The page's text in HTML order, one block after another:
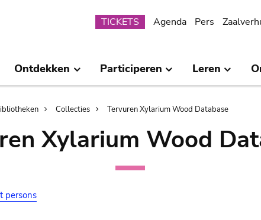
Submenu
TICKETS Agenda Pers
Ontdekken Participeren Leren
Collecties Tervuren Xylarium Wood Database
Xylarium Wood
persons